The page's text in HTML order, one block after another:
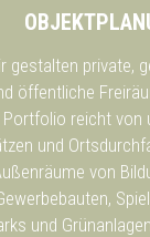
gestalten private,
öffentliche
Portfolio reicht von
und
von
und